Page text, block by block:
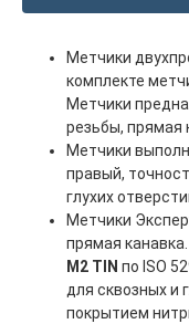
Метчики
комплекте
Метчики
резьбы, прямая
Метчики
правый,
глухих
Метчики
прямая
M2 TIN по ISO
для сквозных и
покрытием